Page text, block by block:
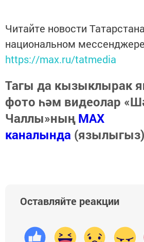
Читайте новости
национальном
https://max.ru/tatmedia
Тагы да кызыклырак
фото һәм видеолар
Чаллы»ныңMAX
каналында
Оставляйте реакции